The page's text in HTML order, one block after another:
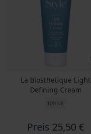
La Biosthetique Light
Defining Cream
100 ML
Preis 25,50 €